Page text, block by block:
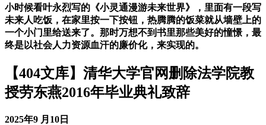
小时候看叶永烈写的《小灵通漫游未来世界》，里面有一段写
未来人吃饭，在家里按一下按钮，热腾腾的饭菜就从墙壁上的
一个小门里给送来了。那时万想不到书里那些美好的憧憬，最
终是以社会人力资源血汗的廉价化，来实现的。
【404文库】清华大学官网删除法学院教
授劳东燕2016年毕业典礼致辞
2025年9 月10日